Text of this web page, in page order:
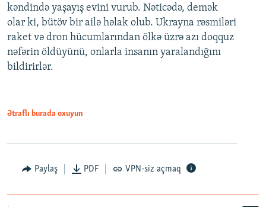
kəndində yaşayış evini vurub. Nəticədə, demək
olar ki, bütöv bir ailə həlak olub. Ukrayna rəsmiləri
raket və dron hücumlarından ölkə üzrə azı doqquz
nəfərin öldüyünü, onlarla insanın yaralandığını
bildirirlər.
Ətraflı burada oxuyun
Paylaş PDF VPN-siz açmaq